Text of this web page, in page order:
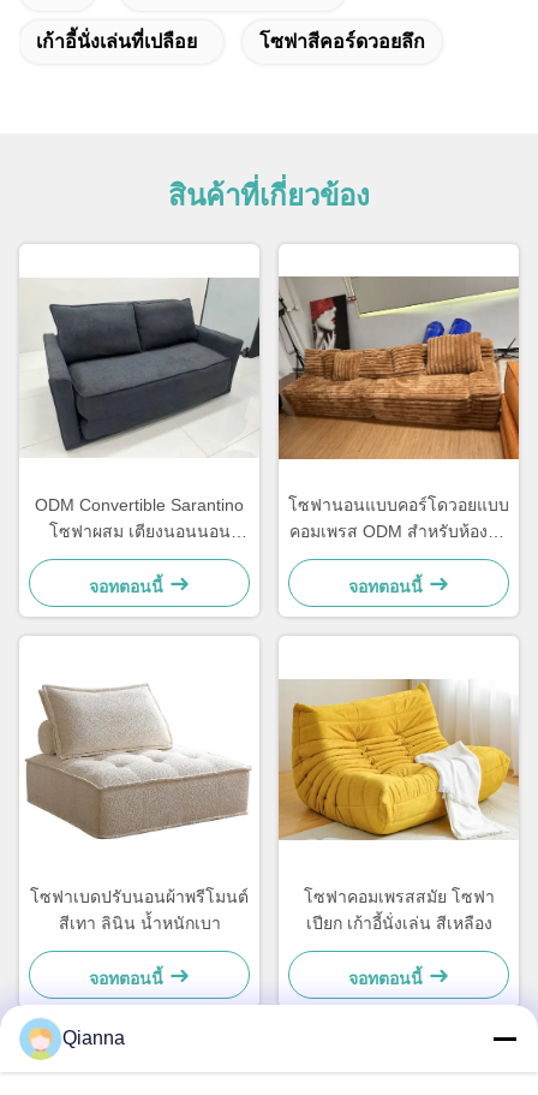
เก้าอี้นั่งเล่นที่เปลือย โซฟาสีคอร์ดวอยลึก
สินค้าที่เกี่ยวข้อง
ODM Convertible Sarantino
โซฟาผสม เตียงนอนนอน
Loveseat
จอทตอนนี้
โซฟานอนแบบคอร์โดวอยแบบ
คอมเพรส ODM สําหรับห้องนั่ง
เล่น
จอทตอนนี้
โซฟาเบดปรับนอนผ้าพรีโมนต์
สีเทา ลินิน น้ำหนักเบา
จอทตอนนี้
โซฟาคอมเพรสสมัย โซฟา
เปียก เก้าอี้นั่งเล่น สีเหลือง
จอทตอนนี้
Qianna